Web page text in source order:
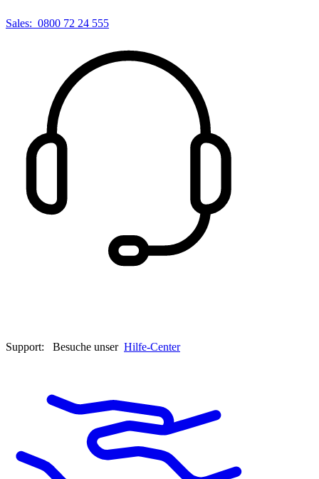
Sales: 0800 72 24 555
Support: Besuche unser Hilfe-Center